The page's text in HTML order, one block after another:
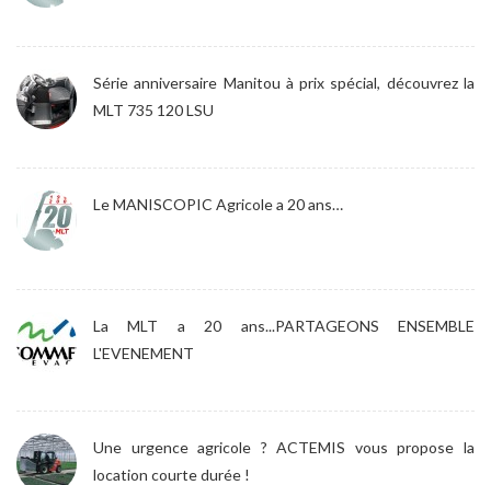
Série anniversaire Manitou à prix spécial, découvrez la
MLT 735 120 LSU
Le MANISCOPIC Agricole a 20 ans…
La MLT a 20 ans...PARTAGEONS ENSEMBLE
L'EVENEMENT
Une urgence agricole ? ACTEMIS vous propose la
location courte durée !